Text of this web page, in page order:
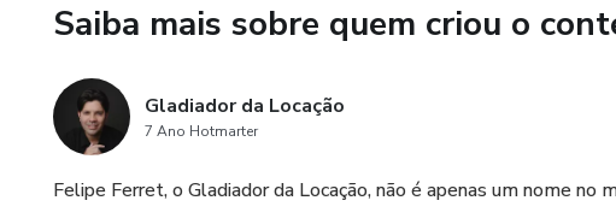
Saiba mais sobre quem criou o
Gladiador da Locação
7 Ano Hotmarter
Felipe Ferret, o Gladiador da Locação, não é apenas um nome no